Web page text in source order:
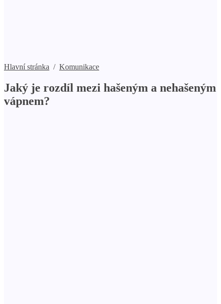
Hlavní stránka / Komunikace
Jaký je rozdíl mezi hašeným a nehašeným
vápnem?